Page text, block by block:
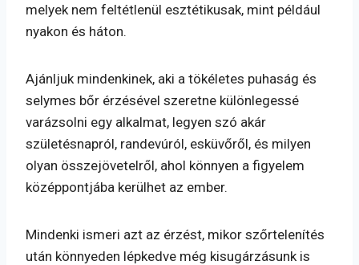
melyek nem feltétlenül esztétikusak, mint például
nyakon és háton.
Ajánljuk mindenkinek, aki a tökéletes puhaság és
selymes bőr érzésével szeretne különlegessé
varázsolni egy alkalmat, legyen szó akár
születésnapról, randevúról, esküvőről, és milyen
olyan összejövetelről, ahol könnyen a figyelem
középpontjába kerülhet az ember.
Mindenki ismeri azt az érzést, mikor szőrtelenítés
után könnyeden lépkedve még kisugárzásunk is